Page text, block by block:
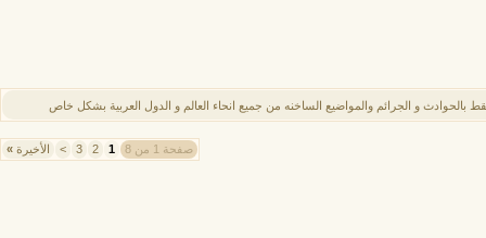
و الجرائم والمواضيع الساخنه من جميع انحاء العالم و الدول العربية بشكل خاص
صفحة 1 من 8 1
2
3
> الأخيرة »